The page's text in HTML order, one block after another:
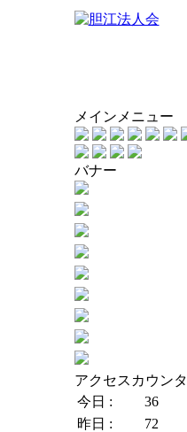
メインメニュー
バナー
アクセスカウンタ
今日 :
36
昨日 :
72